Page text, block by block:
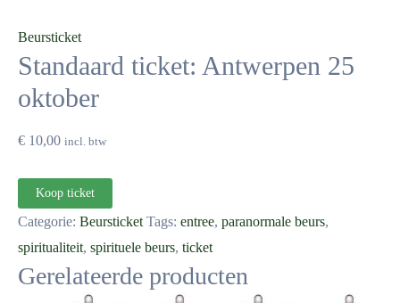
Beursticket
Standaard ticket: Antwerpen 25
oktober
€ 10,00 incl. btw
Koop ticket
Categorie: Beursticket Tags: entree, paranormale beurs,
spiritualiteit, spirituele beurs, ticket
Gerelateerde producten